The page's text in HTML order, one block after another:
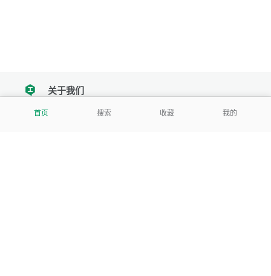
首页 搜索 收藏 我的
tencent关于我们
我们努力把每一个工具做成批量处理的产品